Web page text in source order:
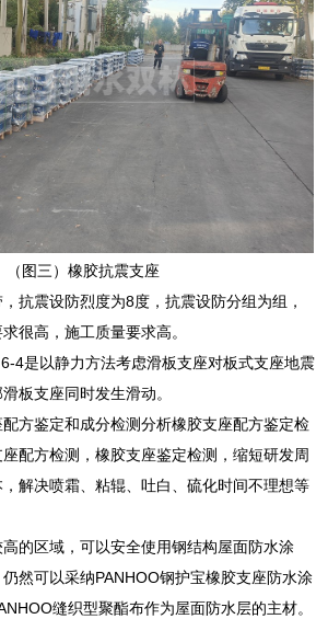
（图三）橡胶抗震支座
抗震设防烈度为8度，抗震设防分组为组，
很高，施工质量要求高。
4是以静力方法考虑滑板支座对板式支座地震
板支座同时发生滑动。
方鉴定和成分检测分析橡胶支座配方鉴定检
配方检测，橡胶支座鉴定检测，缩短研发周
解决喷霜、粘辊、吐白、硫化时间不理想等
的区域，可以安全使用钢结构屋面防水涂
然可以采纳PANHOO钢护宝橡胶支座防水涂
缝织型聚酯布作为屋面防水层的主材。